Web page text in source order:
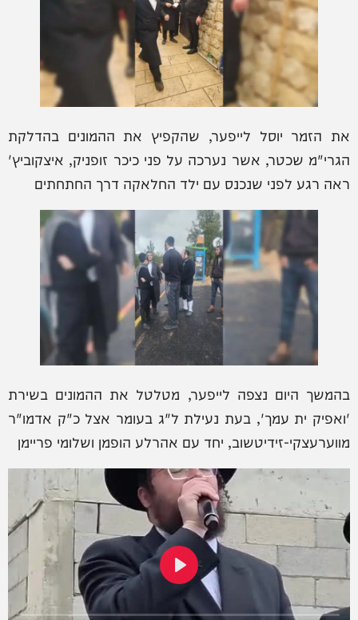
את הזמר יוסל לייפער, שהקפיץ את ההמונים בהדלקת
הגרי"מ שכטר, אשר נערכה על פני כיכר זופניק, איצקוביץ'
ראה רגע לפני שנכנס עם ילד החלאקה דרך החתחתים
בהמשך היום נצפה לייפער, מטלטל את ההמונים בשירת
'ואפיק ית עמך', בעת נעילת ל"ג בעומר אצל כ"ק אדמו"ר
מווערעצקי-זידיטשוב, יחד עם אהרלע הופמן ושלומי פריימן